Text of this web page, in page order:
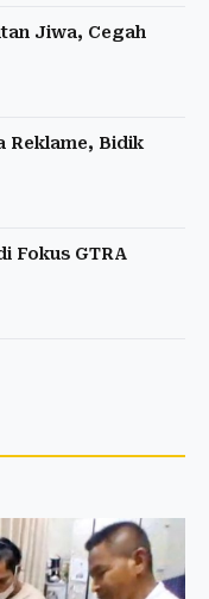
Jiwa, Cegah
Reklame, Bidik
Fokus GTRA